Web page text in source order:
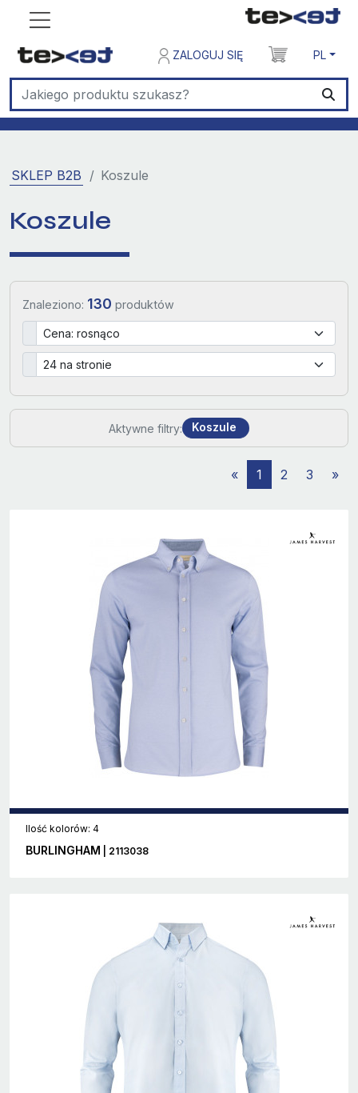
ZALOGUJ SIĘ PL
SKLEP B2B Koszule
Koszule
Znaleziono: 130 produktów
Aktywne filtry: Koszule
« 1 2 3 »
Ilość kolorów: 4
BURLINGHAM | 2113038